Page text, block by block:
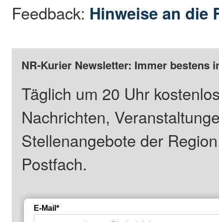
Feedback: Hinweise an die
NR-Kurier Newsletter: Immer bestens
Täglich um 20 Uhr
Nachrichten,
Stellenangebote der
Postfach.
E-Mail*